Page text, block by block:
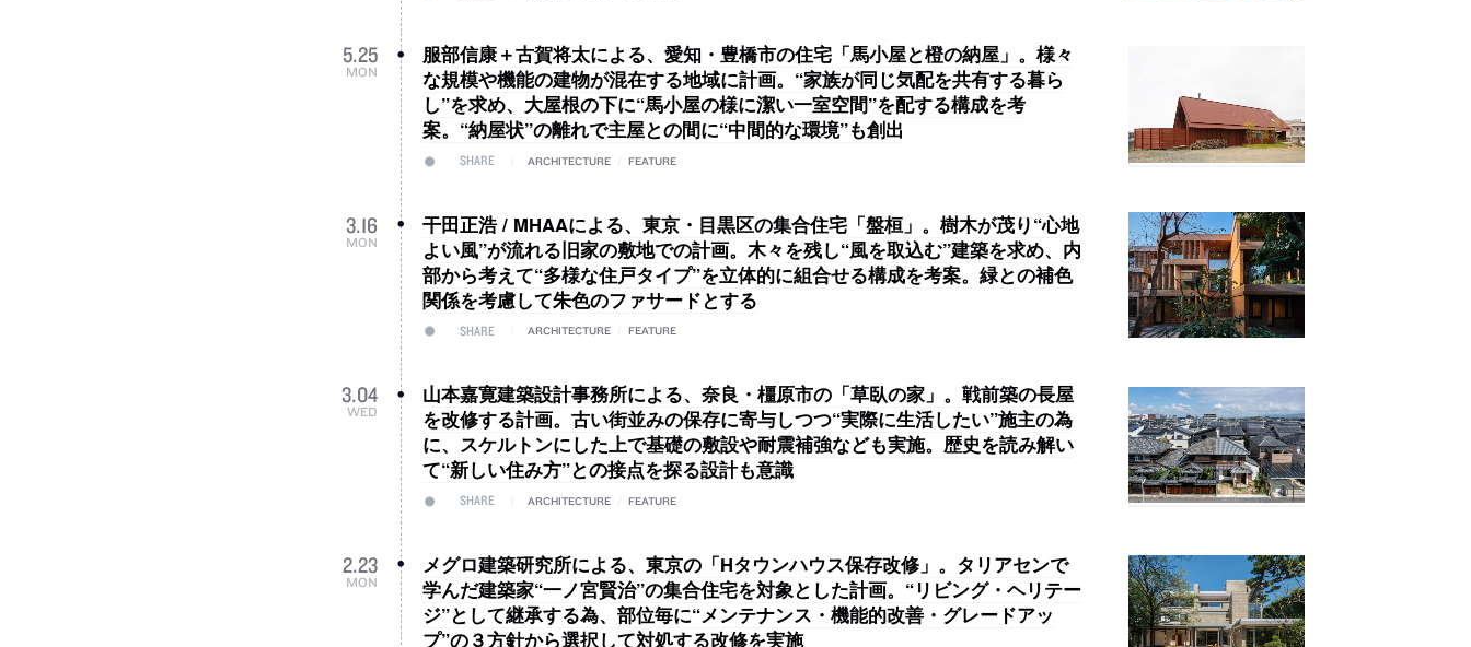
5.25
MON
服部信康＋古賀将太による、愛知・豊橋市の住宅「馬小屋と橙の納屋」。様々
な規模や機能の建物が混在する地域に計画。“家族が同じ気配を共有する暮ら
し”を求め、大屋根の下に“馬小屋の様に潔い一室空間”を配する構成を考
案。“納屋状”の離れで主屋との間に“中間的な環境”も創出
SHARE ARCHITECTURE FEATURE
3.16
MON
干田正浩 / MHAAによる、東京・目黒区の集合住宅「盤桓」。樹木が茂り“心地
よい風”が流れる旧家の敷地での計画。木々を残し“風を取込む”建築を求め、内
部から考えて“多様な住戸タイプ”を立体的に組合せる構成を考案。緑との補色
関係を考慮して朱色のファサードとする
SHARE ARCHITECTURE FEATURE
3.04
WED
山本嘉寛建築設計事務所による、奈良・橿原市の「草臥の家」。戦前築の長屋
を改修する計画。古い街並みの保存に寄与しつつ“実際に生活したい”施主の為
に、スケルトンにした上で基礎の敷設や耐震補強なども実施。歴史を読み解い
て“新しい住み方”との接点を探る設計も意識
SHARE ARCHITECTURE FEATURE
2.23
MON
メグロ建築研究所による、東京の「Hタウンハウス保存改修」。タリアセンで
学んだ建築家“一ノ宮賢治”の集合住宅を対象とした計画。“リビング・ヘリテー
ジ”として継承する為、部位毎に“メンテナンス・機能的改善・グレードアッ
プ”の３方針から選択して対処する改修を実施